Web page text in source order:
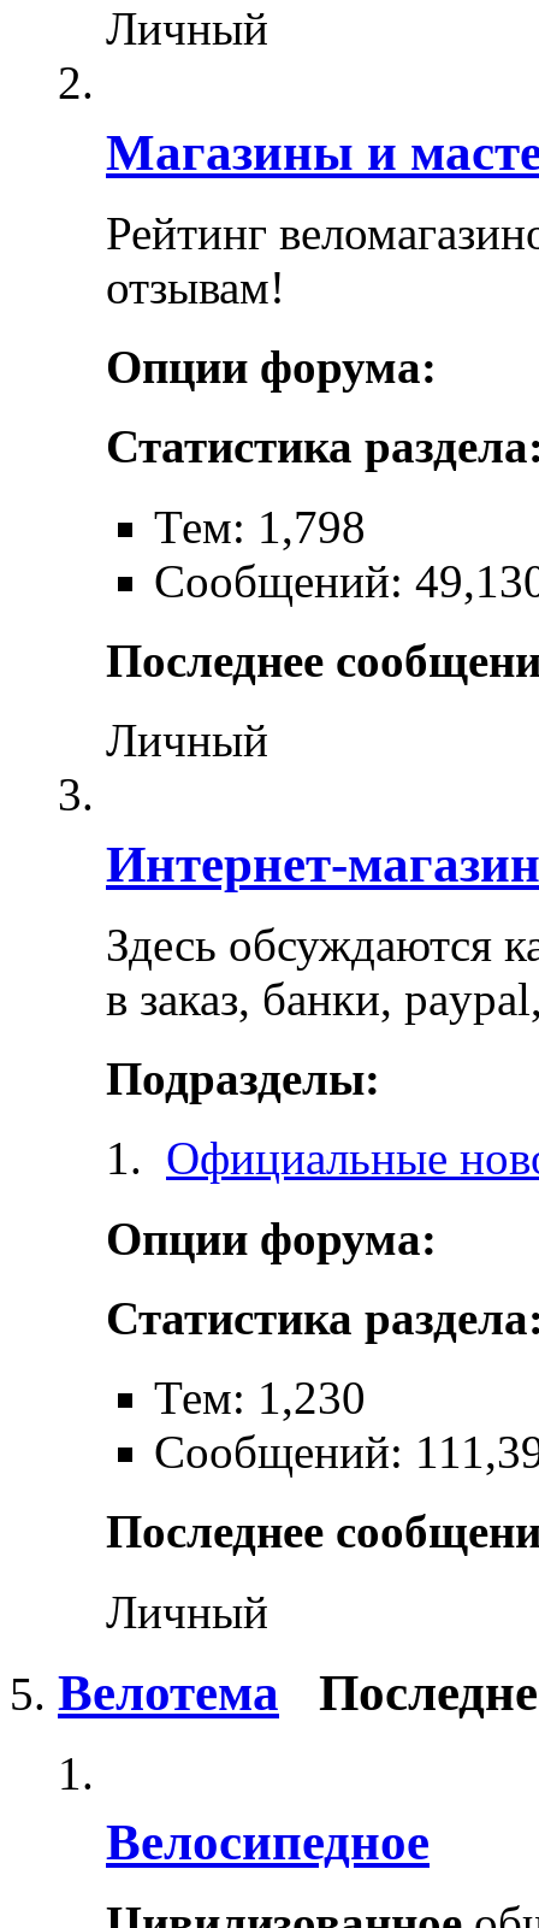
Личный
Магазины и
Рейтинг
отзывам!
Опции форума:
Статистика
Тем: 1,798
Сообщений:
Последнее
Личный
Интернет-
Здесь обсуждаются
в заказ, банки,
Подразделы:
Официальные
Опции форума:
Статистика
Тем: 1,230
Сообщений:
Последнее
Личный
Велотема
Велосипедное